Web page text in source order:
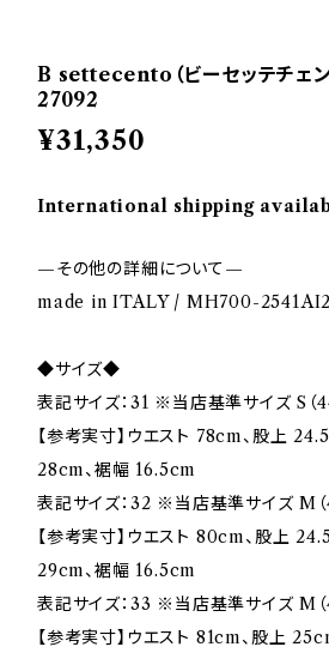
B settecento（ビーセッテチェ
27092
¥31,350
International shipping
—その他の詳細について—
made in ITALY / MH700-2541AI21
◆サイズ◆
表記サイズ：31 ※当店基準サイズ S（
【参考実寸】ウエスト 78cm、股上
28cm、裾幅 16.5cm
表記サイズ：32 ※当店基準サイズ M（
【参考実寸】ウエスト 80cm、股上
29cm、裾幅 16.5cm
表記サイズ：33 ※当店基準サイズ M（
【参考実寸】ウエスト 81cm、股上